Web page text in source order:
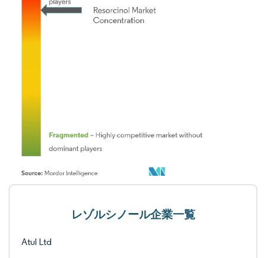
レゾルシノール企業一覧
Atul Ltd